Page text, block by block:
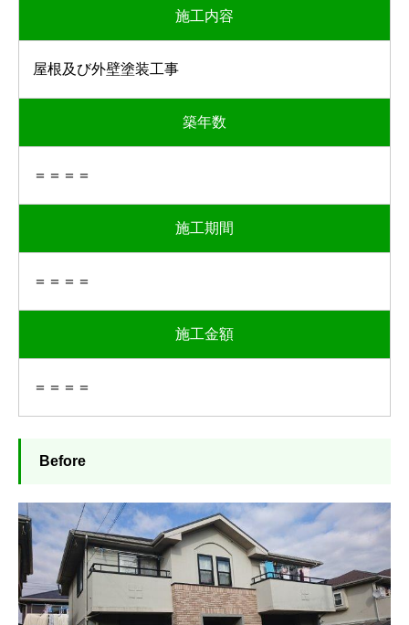
施工内容
屋根及び外壁塗装工事
築年数
＝＝＝＝
施工期間
＝＝＝＝
施工金額
＝＝＝＝
Before